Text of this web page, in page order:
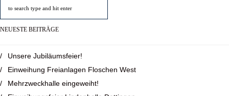
NEUESTE BEITRÄGE
Unsere Jubiläumsfeier!
Einweihung Freianlagen Floschen West
Mehrzweckhalle eingeweiht!